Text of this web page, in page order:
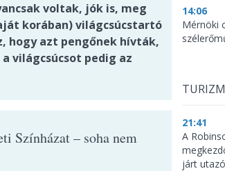
voltak, jók is, meg
korában) világcsúcstartó
hogy azt pengőnek hívták,
világcsúcsot pedig az
Színházat – soha nem
14:06
Mérnöki
21:41
A
járt